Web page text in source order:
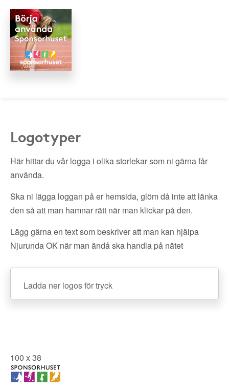
Logotyper
Här hittar du vår logga i olika storlekar som ni gärna får
använda.
Ska ni lägga loggan på er hemsida, glöm då inte att länka
den så att man hamnar rätt när man klickar på den.
Lägg gärna en text som beskriver att man kan hjälpa
Njurunda OK när man ändå ska handla på nätet
Ladda ner logos för tryck
100 x 38